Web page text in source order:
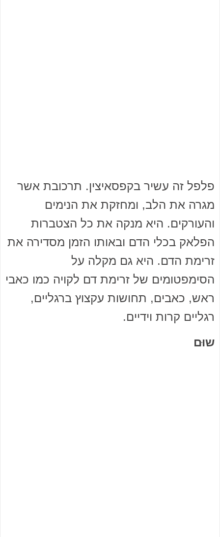
פלפל זה עשיר בקפסאיצין. תרכובת אשר
מגרה את הלב, ומחזקת את הנימים
והעורקים. היא מנקה את כל הצטברות
הפלאק בכלי הדם ובאותו הזמן מסדירה את
זרימת הדם. היא גם מקלה על
הסימפטומים של זרימת דם לקויה כמו כאבי
ראש, כאבים, תחושות עקצוץ ברגליים,
רגליים קרות וידיים.
שוּם